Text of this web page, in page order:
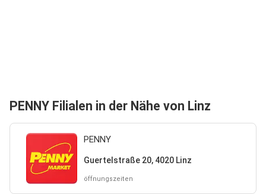
PENNY Filialen in der Nähe von Linz
PENNY
Guertelstraße 20, 4020 Linz
öffnungszeiten